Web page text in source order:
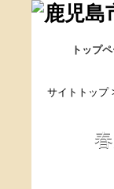
トップ
サイトトップ